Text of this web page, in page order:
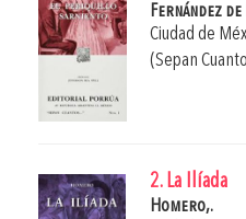
Fernández
Ciudad de
(Sepan
2. La Ilíada
Homero,.